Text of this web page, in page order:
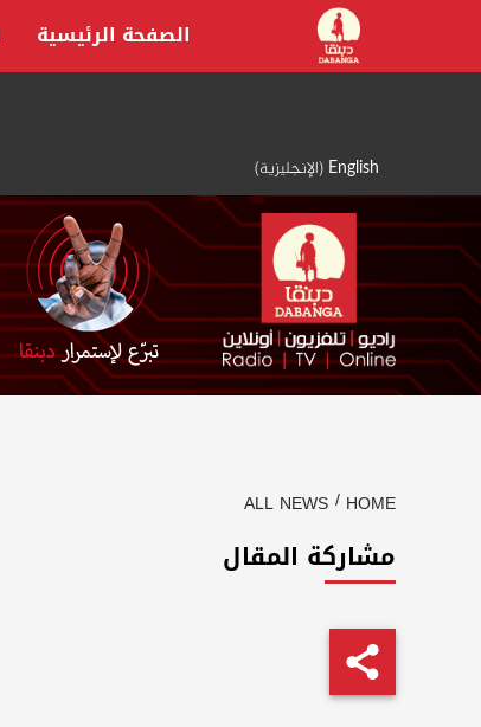
content
English
(الإنجليزية)
الصفحة الرئيسية
HOME
ALL NEWS
مشاركة المقال